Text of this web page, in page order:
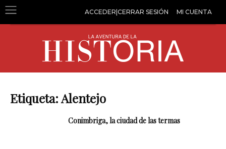
ACCEDER|CERRAR SESIÓN MI CUENTA
Etiqueta: Alentejo
Conimbriga, la ciudad de las termas